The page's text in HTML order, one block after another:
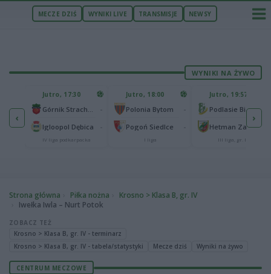
MECZE DZIŚ WYNIKI LIVE TRANSMISJE NEWSY
WYNIKI NA ŻYWO
‹
65
25
Jutro, 17:30
Igloopol Dębica
IV liga podkarpacka
Jutro, 18:00
Polonia Bytom
Pogoń Siedlce
I liga
Jutro, 19:57
Podlasie Biała Podlaska
Hetman Zamość
III liga, gr. IV
›
Strona główna Piłka nożna
Krosno > Klasa B, gr. IV
Iwełka Iwla – Nurt Potok
ZOBACZ TEŻ
Krosno > Klasa B, gr. IV - terminarz
Krosno > Klasa B, gr. IV - tabela/statystyki
Mecze dziś Wyniki na żywo
CENTRUM MECZOWE